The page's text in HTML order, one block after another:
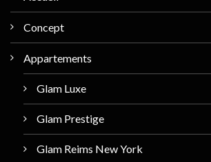
Concept
Appartements
Glam Luxe
Glam Prestige
Glam Reims New York